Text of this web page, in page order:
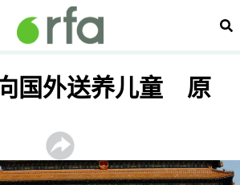
搜
国外送养儿童 原